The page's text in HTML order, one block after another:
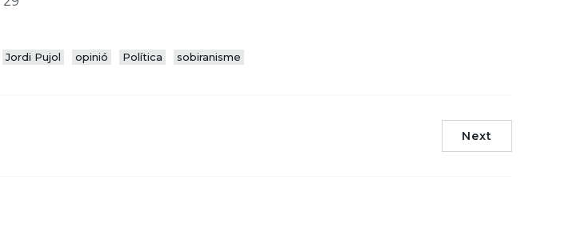
Jordi Pujol opinió Política sobiranisme
Next